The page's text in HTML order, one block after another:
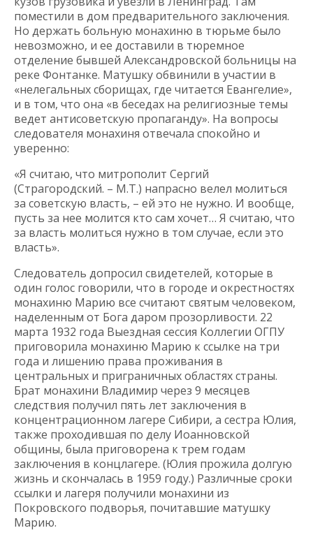
поместили в дом предварительного заключения.
Но держать больную монахиню в тюрьме было
невозможно, и ее доставили в тюремное
отделение бывшей Александровской больницы на
реке Фонтанке. Матушку обвинили в участии в
«нелегальных сборищах, где читается Евангелие»,
и в том, что она «в беседах на религиозные темы
ведет антисоветскую пропаганду». На вопросы
следователя монахиня отвечала спокойно и
уверенно:
«Я считаю, что митрополит Сергий
(Страгородский. – М.Т.) напрасно велел молиться
за советскую власть, – ей это не нужно. И вообще,
пусть за нее молится кто сам хочет… Я считаю, что
за власть молиться нужно в том случае, если это
власть».
Следователь допросил свидетелей, которые в
один голос говорили, что в городе и окрестностях
монахиню Марию все считают святым человеком,
наделенным от Бога даром прозорливости. 22
марта 1932 года Выездная сессия Коллегии ОГПУ
приговорила монахиню Марию к ссылке на три
года и лишению права проживания в
центральных и приграничных областях страны.
Брат монахини Владимир через 9 месяцев
следствия получил пять лет заключения в
концентрационном лагере Сибири, а сестра Юлия,
также проходившая по делу Иоанновской
общины, была приговорена к трем годам
заключения в концлагере. (Юлия прожила долгую
жизнь и скончалась в 1959 году.) Различные сроки
ссылки и лагеря получили монахини из
Покровского подворья, почитавшие матушку
Марию.